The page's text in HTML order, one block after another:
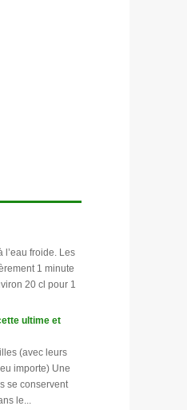
l’eau froide. Les
1 minute
20 cl pour 1
ultime et
(avec leurs
importe) Une
se conservent
le...